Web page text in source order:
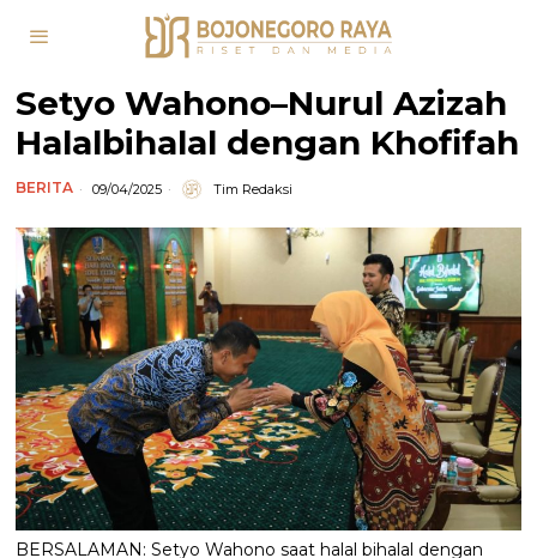
Setyo Wahono–Nurul Azizah
Halalbihalal dengan Khofifah
BERITA 09/04/2025 Tim Redaksi
BERSALAMAN: Setyo Wahono saat halal bihalal dengan